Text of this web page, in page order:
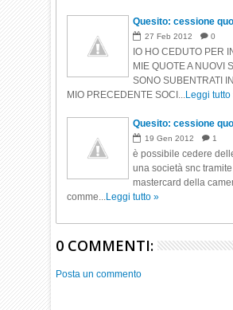
Quesito: cessione
27 Feb 2012 0
IO HO CEDUTO PER
MIE QUOTE A NUOVI
SONO SUBENTRATI
MIO PRECEDENTE SOCI...Leggi tutto
Quesito: cessione
19 Gen 2012 1
è possibile cedere
una società snc
mastercard della
comme...Leggi tutto »
0 COMMENTI:
Posta un commento